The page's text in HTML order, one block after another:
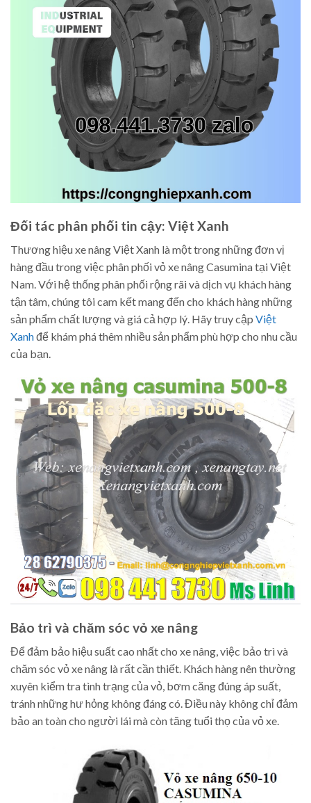
Đối tác phân phối tin cậy: Việt Xanh
Thương hiệu xe nâng Việt Xanh là một trong những đơn vị
hàng đầu trong việc phân phối vỏ xe nâng Casumina tại Việt
Nam. Với hệ thống phân phối rộng rãi và dịch vụ khách hàng
tận tâm, chúng tôi cam kết mang đến cho khách hàng những
sản phẩm chất lượng và giá cả hợp lý. Hãy truy cập Việt
Xanhđể khám phá thêm nhiều sản phẩm phù hợp cho nhu cầu
của bạn.
Bảo trì và chăm sóc vỏ xe nâng
Để đảm bảo hiệu suất cao nhất cho xe nâng, việc bảo trì và
chăm sóc vỏ xe nâng là rất cần thiết. Khách hàng nên thường
xuyên kiểm tra tình trạng của vỏ, bơm căng đúng áp suất,
tránh những hư hỏng không đáng có. Điều này không chỉ đảm
bảo an toàn cho người lái mà còn tăng tuổi thọ của vỏ xe.